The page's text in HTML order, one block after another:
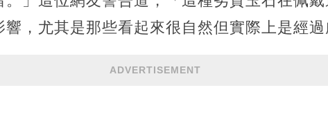
，尤其是那些看起來很自然但實際上是經過
ADVERTISEMENT